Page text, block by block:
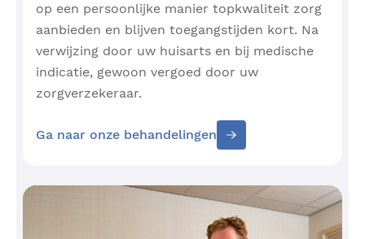
op een persoonlijke manier topkwaliteit zorg
aanbieden en blijven toegangstijden kort. Na
verwijzing door uw huisarts en bij medische
indicatie, gewoon vergoed door uw
zorgverzekeraar.
Ga naar onze behandelingen